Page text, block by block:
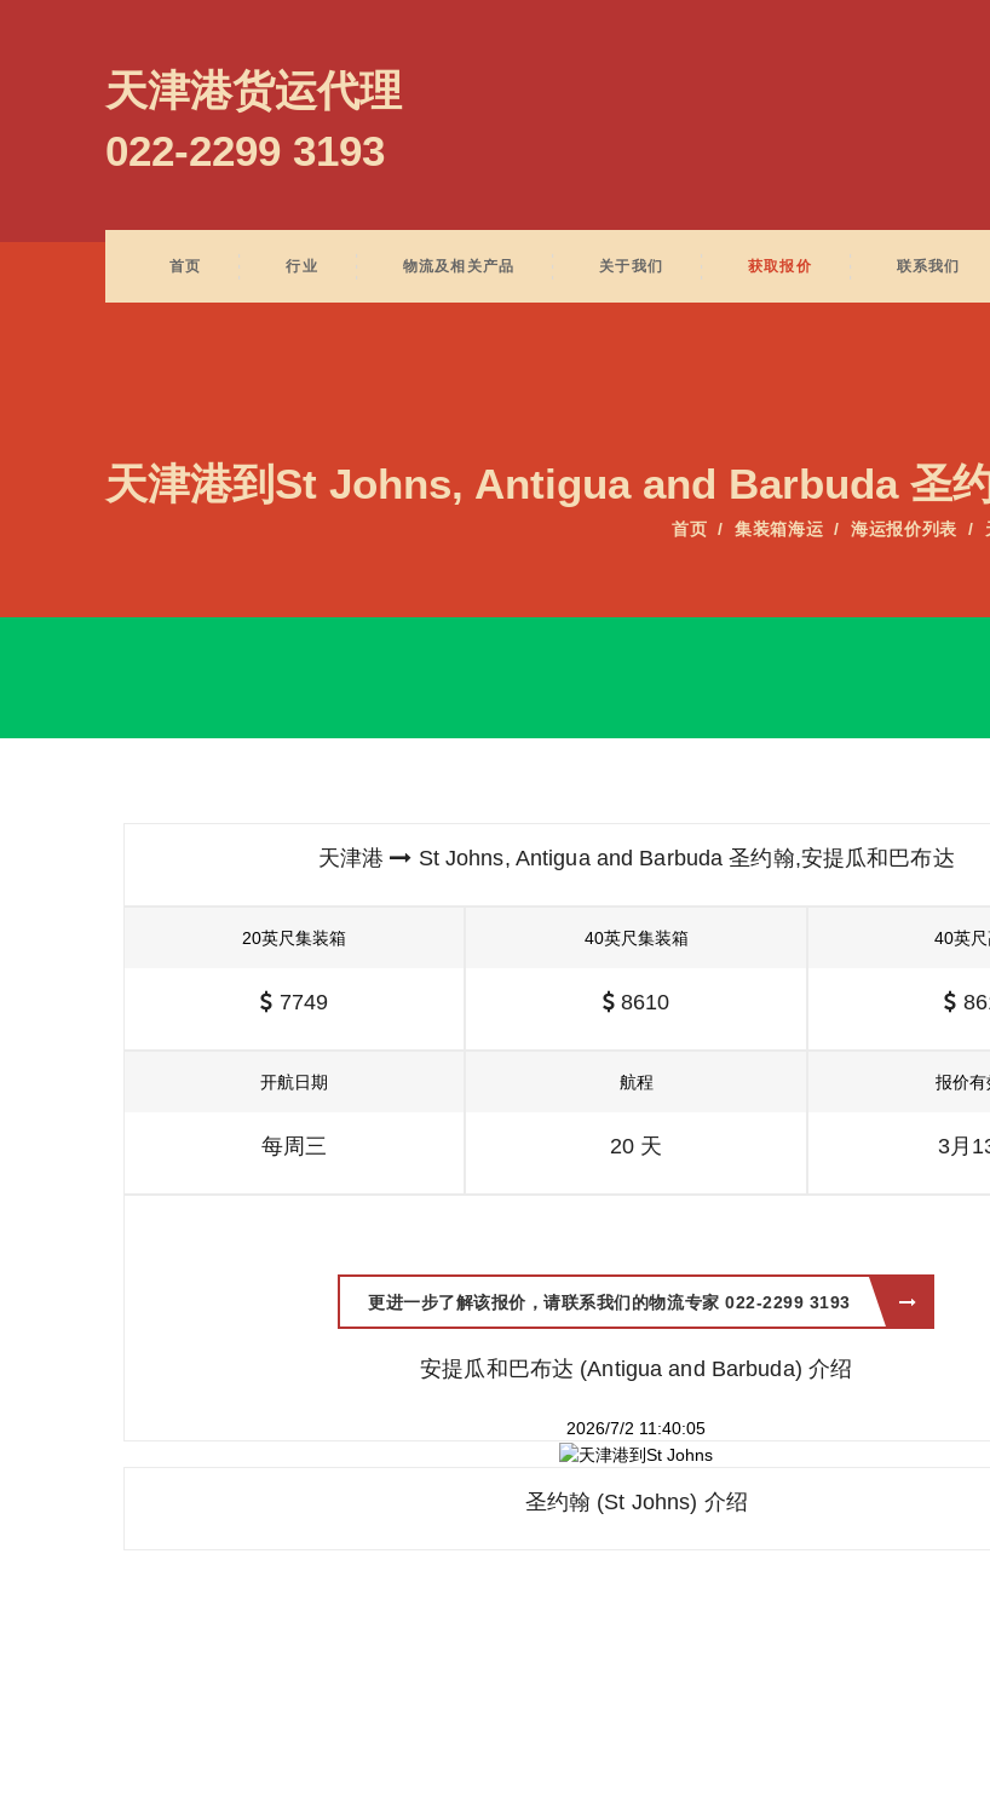
天津港货运代理
022-2299 3193
首页 行业 物流及相关产品 关于我们 获取报价 联系我们
天津港到St Johns, Antigua and Barbuda 圣
首页 集装箱海运 海运报价列表
天津港 St Johns, Antigua and Barbuda 圣约翰,安提瓜和巴布达
20英尺集装箱
7749
40英尺集装箱
8610
40英
开航日期
每周三
航程
20 天
报价有
3月
更进一步了解该报价，请联系我们的物流专家 022-2299 3193
安提瓜和巴布达 (Antigua and Barbuda) 介绍
2026/7/2 11:40:05
圣约翰 (St Johns) 介绍